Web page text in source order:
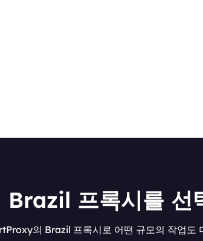
Brazil 프록시를 선
의 Brazil 프록시로 어떤 규모의 작업도